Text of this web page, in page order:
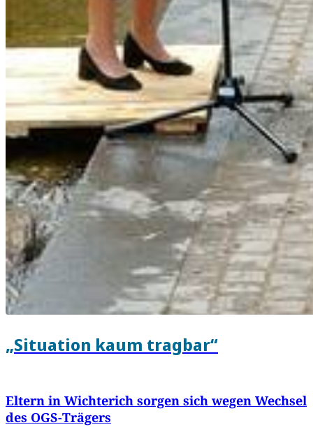
„Situation kaum tragbar“
Eltern in Wichterich sorgen sich wegen Wechsel
des OGS-Trägers